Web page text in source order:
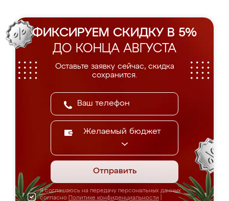
ФИКСИРУЕМ СКИДКУ В 5%
ДО КОНЦА АВГУСТА
Оставьте заявку сейчас, скидка
сохранится.
Желаемый бюджет
Отправить
Я соглашаюсь на передачу персональных данных
согласно Политике конфиденциальности